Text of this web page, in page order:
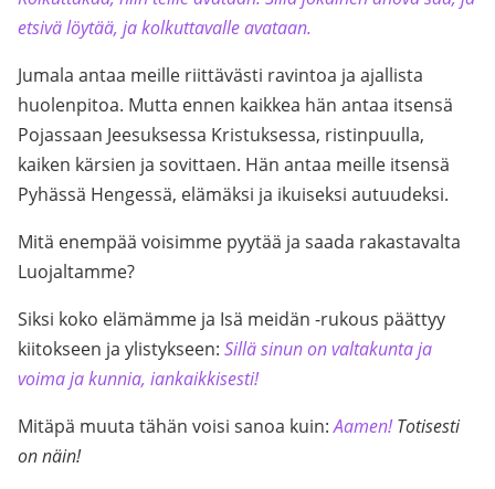
etsivä löytää, ja kolkuttavalle avataan.
Jumala antaa meille riittävästi ravintoa ja ajallista
huolenpitoa. Mutta ennen kaikkea hän antaa itsensä
Pojassaan Jeesuksessa Kristuksessa, ristinpuulla,
kaiken kärsien ja sovittaen. Hän antaa meille itsensä
Pyhässä Hengessä, elämäksi ja ikuiseksi autuudeksi.
Mitä enempää voisimme pyytää ja saada rakastavalta
Luojaltamme?
Siksi koko elämämme ja Isä meidän -rukous päättyy
kiitokseen ja ylistykseen: Sillä sinun on valtakunta ja
voima ja kunnia, iankaikkisesti!
Mitäpä muuta tähän voisi sanoa kuin:Aamen!Totisesti
on näin!